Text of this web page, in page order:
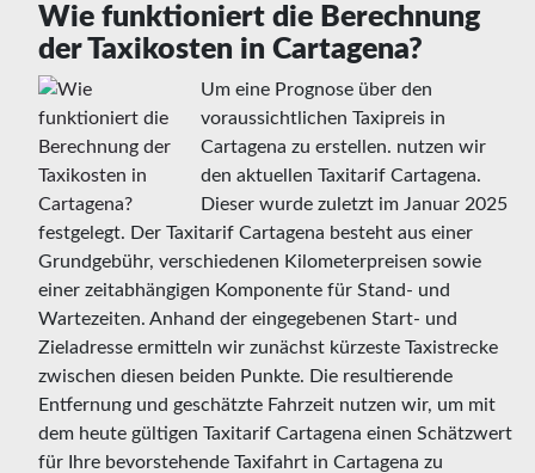
Wie funktioniert die Berechnung
der Taxikosten in Cartagena?
Um eine Prognose über den
voraussichtlichen Taxipreis in
Cartagena zu erstellen. nutzen wir
den aktuellen Taxitarif Cartagena.
Dieser wurde zuletzt im Januar 2025
festgelegt. Der Taxitarif Cartagena besteht aus einer
Grundgebühr, verschiedenen Kilometerpreisen sowie
einer zeitabhängigen Komponente für Stand- und
Wartezeiten. Anhand der eingegebenen Start- und
Zieladresse ermitteln wir zunächst kürzeste Taxistrecke
zwischen diesen beiden Punkte. Die resultierende
Entfernung und geschätzte Fahrzeit nutzen wir, um mit
dem heute gültigen Taxitarif Cartagena einen Schätzwert
für Ihre bevorstehende Taxifahrt in Cartagena zu